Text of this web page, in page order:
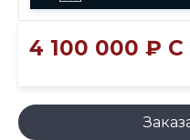
4 100 000 ₽